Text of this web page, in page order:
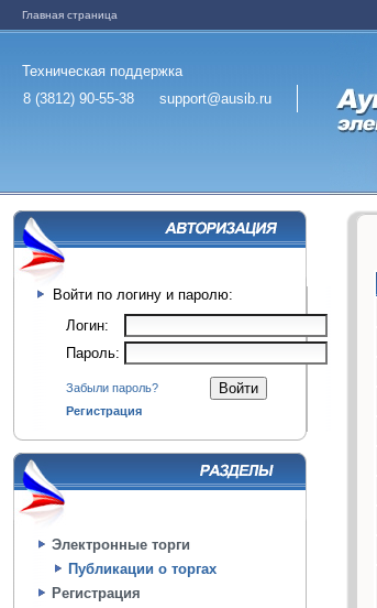
Главная страница
Техническая поддержка
8 (3812) 90-55-38
support@ausib.ru
Войти по логину и паролю:
Логин:
Пароль:
Забыли пароль?
Регистрация
Электронные торги
Публикации о торгах
Регистрация